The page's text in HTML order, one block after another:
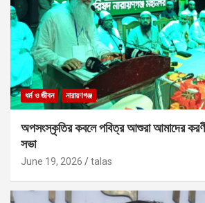
ধর্ম ও জীবন নারায়ণগঞ্জ
অপসংস্কৃতির কবলে পবিত্র আশুরা আমাদের
সভা
June 19, 2026 talas